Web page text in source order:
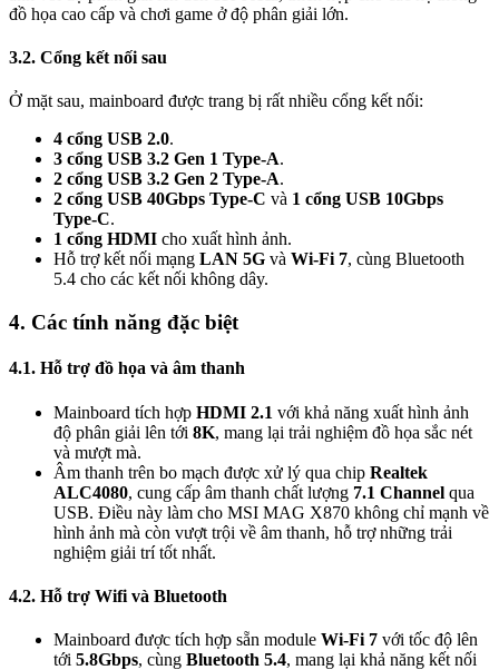
đồ họa cao cấp và chơi game ở độ phân giải lớn.
3.2. Cổng kết nối sau
Ở mặt sau, mainboard được trang bị rất nhiều cổng kết nối:
4 cổng USB 2.0.
3 cổng USB 3.2 Gen 1 Type-A.
2 cổng USB 3.2 Gen 2 Type-A.
2 cổng USB 40Gbps Type-C và 1 cổng USB 10Gbps
Type-C.
1 cổng HDMI cho xuất hình ảnh.
Hỗ trợ kết nối mạng LAN 5G và Wi-Fi 7, cùng Bluetooth
5.4 cho các kết nối không dây.
4. Các tính năng đặc biệt
4.1. Hỗ trợ đồ họa và âm thanh
Mainboard tích hợp HDMI 2.1 với khả năng xuất hình ảnh
độ phân giải lên tới 8K, mang lại trải nghiệm đồ họa sắc nét
và mượt mà.
Âm thanh trên bo mạch được xử lý qua chip Realtek
ALC4080, cung cấp âm thanh chất lượng 7.1 Channel qua
USB. Điều này làm cho MSI MAG X870 không chỉ mạnh về
hình ảnh mà còn vượt trội về âm thanh, hỗ trợ những trải
nghiệm giải trí tốt nhất.
4.2. Hỗ trợ Wifi và Bluetooth
Mainboard được tích hợp sẵn module Wi-Fi 7 với tốc độ lên
tới 5.8Gbps, cùng Bluetooth 5.4, mang lại khả năng kết nối